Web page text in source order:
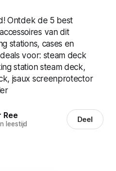
Ontdek de 5 best
van dit
stations, cases en
voor: steam deck
station steam deck,
jsaux screenprotector
Ree
leestijd Deel